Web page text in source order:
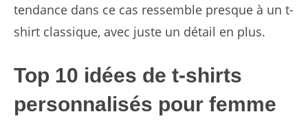
tendance dans ce cas ressemble presque à un t-
shirt classique, avec juste un détail en plus.
Top 10 idées de t-shirts
personnalisés pour femme